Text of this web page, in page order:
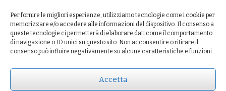
Per fornire le migliori esperienze, utilizziamo tecnologie come i cookie per
memorizzare e/o accedere alle informazioni del dispositivo. Il consenso a
queste tecnologie ci permetterà di elaborare dati come il comportamento
di navigazione o ID unici su questo sito. Non acconsentire o ritirare il
consenso può influire negativamente su alcune caratteristiche e funzioni.
Accetta
di umeboshi
Patate al forno